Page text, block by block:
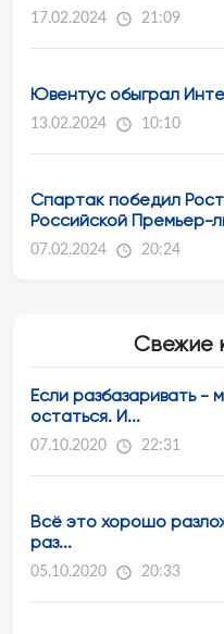
17.02.2024 21:09
Ювентус обыграл
13.02.2024 10:10
Спартак победил
Российской Премьер-
07.02.2024 20:24
Свежие
Если разбазаривать -
остаться. И...
07.10.2020 22:31
Всё это хорошо
раз...
05.10.2020 20:33